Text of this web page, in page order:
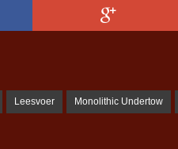
Leesvoer Monolithic Undertow